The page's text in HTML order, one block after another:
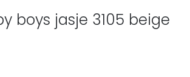
boys jasje 3105 beige